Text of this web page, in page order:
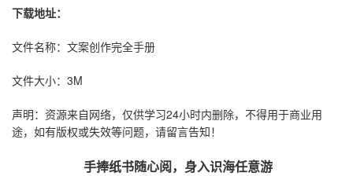
下载地址：
文件名称：文案创作完全手册
文件大小：3M
声明：资源来自网络，仅供学习24小时内删除，不得用于商业用
途，如有版权或失效等问题，请留言告知！
手捧纸书随心阅，身入识海任意游